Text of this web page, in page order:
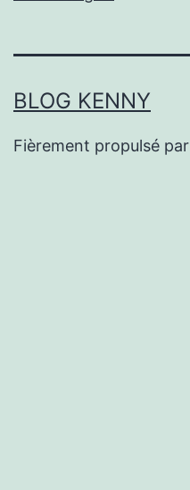
BLOG KENNY
Fièrement propulsé par